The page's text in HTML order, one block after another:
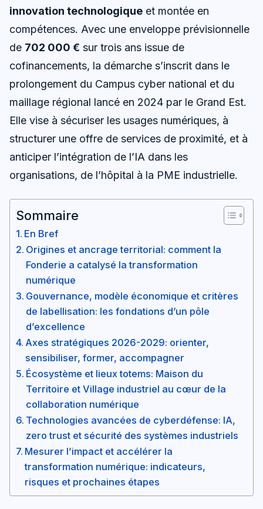
innovation technologique et montée en
compétences. Avec une enveloppe prévisionnelle
de 702 000 € sur trois ans issue de
cofinancements, la démarche s’inscrit dans le
prolongement du Campus cyber national et du
maillage régional lancé en 2024 par le Grand Est.
Elle vise à sécuriser les usages numériques, à
structurer une offre de services de proximité, et à
anticiper l’intégration de l’IA dans les
organisations, de l’hôpital à la PME industrielle.
Sommaire
En Bref
Origines et ancrage territorial: comment la
Fonderie a catalysé la transformation
numérique
Gouvernance, modèle économique et critères
de labellisation: les fondations d’un pôle
d’excellence
Axes stratégiques 2026-2029: orienter,
sensibiliser, former, accompagner
Écosystème et lieux totems: Maison du
Territoire et Village industriel au cœur de la
collaboration numérique
Technologies avancées de cyberdéfense: IA,
zero trust et sécurité des systèmes industriels
Mesurer l’impact et accélérer la
transformation numérique: indicateurs,
risques et prochaines étapes